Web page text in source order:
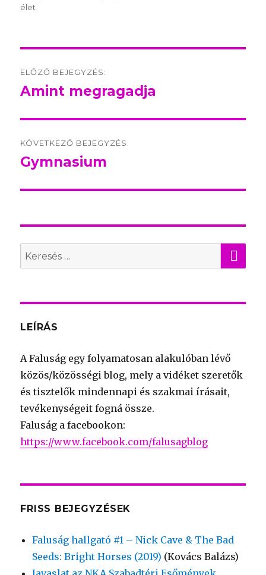
élet
navigation
ELŐZŐ BEJEGYZÉS:
Előző
Amint megragadja
KÖVETKEZŐ BEJEGYZÉS:
Következő
Gymnasium
Search
for:
LEÍRÁS
A Faluság egy folyamatosan alakulóban lévő
közös/közösségi blog, mely a vidéket szeretők
és tisztelők mindennapi és szakmai írásait,
tevékenységeit fogná össze.
Faluság a facebookon:
https://www.facebook.com/falusagblog
FRISS BEJEGYZÉSEK
Faluság hallgató #1 – Nick Cave & The Bad
Seeds: Bright Horses (2019) (Kovács Balázs)